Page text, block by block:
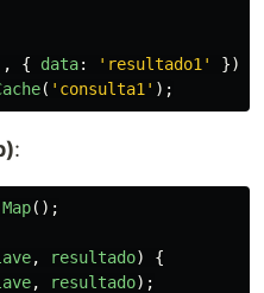
, { data: ' resultado1 '
});
( ' consulta1 ' );
:
Map();
, resultado)
{
, resultado);